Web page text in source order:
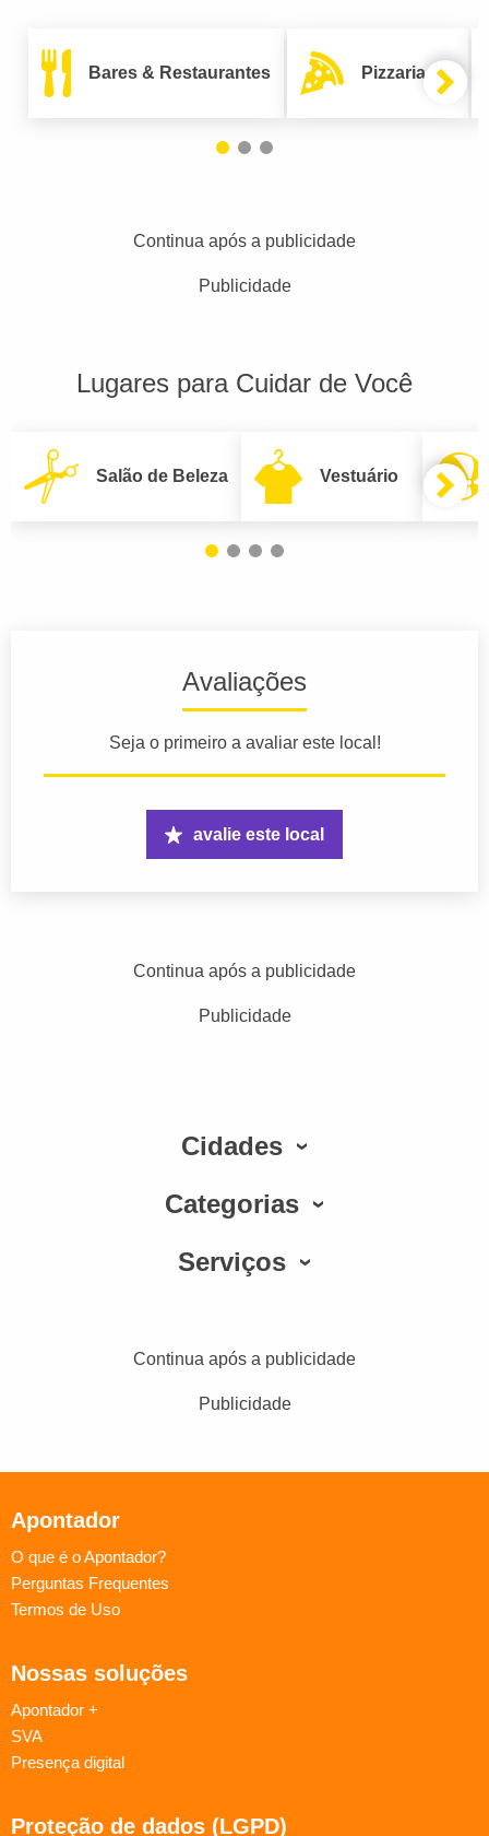
Bares & Restaurantes Pizzarias
Continua após a publicidade
Publicidade
Lugares para Cuidar de Você
Salão de Beleza Vestuário
Avaliações
Seja o primeiro a avaliar este local!
avalie este local
Continua após a publicidade
Publicidade
Cidades
Categorias
Serviços
Continua após a publicidade
Publicidade
Apontador
O que é o Apontador?
Perguntas Frequentes
Termos de Uso
Nossas soluções
Apontador +
SVA
Presença digital
Proteção de dados (LGPD)